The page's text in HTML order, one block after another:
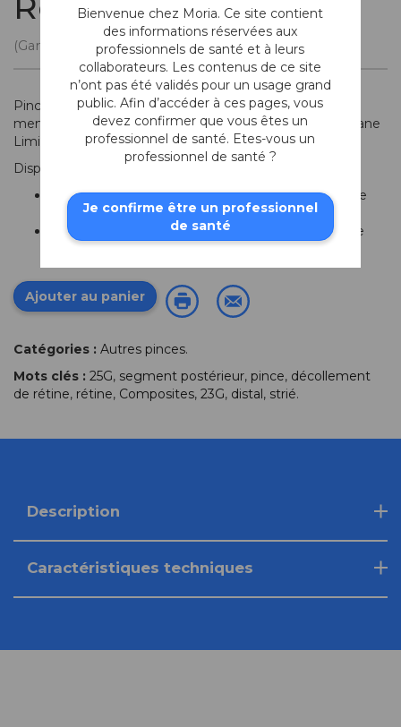
(Gamme Composites)
Pince rétinestriéeà mors fins adaptée au pelage de
membranes vitréo-rétiniennes telle que la MLI (Membrane
Limitante Interne).
Disponible en 2 tailles:
23G: longueur totale: 14,8 cm; longueur de la partie
active: 34 mm
25G: longueur totale: 14,6 cm; longueur de la partie
active: 32 mm
Ajouter au panier
Catégories : Autres pinces.
Mots clés : 25G, segment postérieur, pince, décollement
de rétine, rétine, Composites, 23G, distal, strié.
Description
Caractéristiques techniques
Bienvenue chez Moria. Ce site contient
des informations réservées aux
professionnels de santé et à leurs
collaborateurs. Les contenus de ce site
n’ont pas été validés pour un usage grand
public. Afin d’accéder à ces pages, vous
devez confirmer que vous êtes un
professionnel de santé. Etes-vous un
professionnel de santé ?
Je confirme être un professionnel
de santé